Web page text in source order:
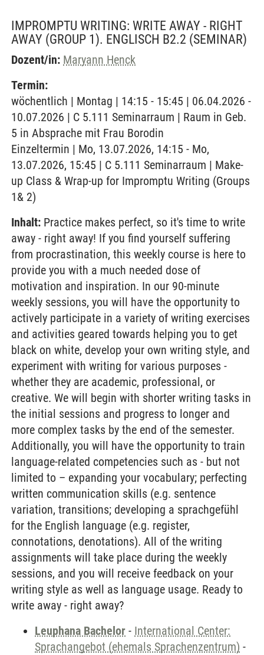
IMPROMPTU WRITING: WRITE AWAY - RIGHT
AWAY (GROUP 1). ENGLISCH B2.2 (SEMINAR)
Dozent/in: Maryann Henck
Termin:
wöchentlich | Montag | 14:15 - 15:45 | 06.04.2026 -
10.07.2026 | C 5.111 Seminarraum | Raum in Geb.
5 in Absprache mit Frau Borodin
Einzeltermin | Mo, 13.07.2026, 14:15 - Mo,
13.07.2026, 15:45 | C 5.111 Seminarraum | Make-
up Class & Wrap-up for Impromptu Writing (Groups
1& 2)
Inhalt: Practice makes perfect, so it's time to write
away - right away! If you find yourself suffering
from procrastination, this weekly course is here to
provide you with a much needed dose of
motivation and inspiration. In our 90-minute
weekly sessions, you will have the opportunity to
actively participate in a variety of writing exercises
and activities geared towards helping you to get
black on white, develop your own writing style, and
experiment with writing for various purposes -
whether they are academic, professional, or
creative. We will begin with shorter writing tasks in
the initial sessions and progress to longer and
more complex tasks by the end of the semester.
Additionally, you will have the opportunity to train
language-related competencies such as - but not
limited to – expanding your vocabulary; perfecting
written communication skills (e.g. sentence
variation, transitions; developing a sprachgefühl
for the English language (e.g. register,
connotations, denotations). All of the writing
assignments will take place during the weekly
sessions, and you will receive feedback on your
writing style as well as language usage. Ready to
write away - right away?
Leuphana Bachelor - International Center:
Sprachangebot (ehemals Sprachenzentrum) -